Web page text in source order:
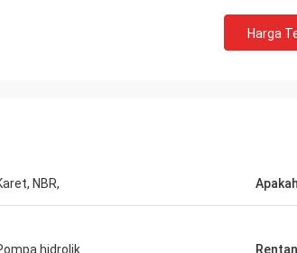
Harga
NBR,
hidrolik